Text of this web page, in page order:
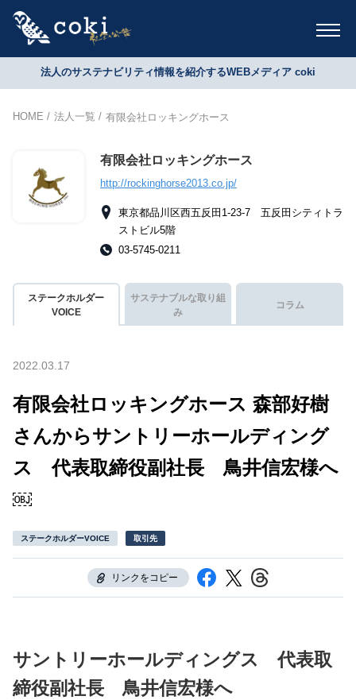
法人のサステナビリティ情報を紹介するWEBメディア coki
HOME 法人一覧 有限会社ロッキングホース
有限会社ロッキングホース
http://rockinghorse2013.co.jp/
東京都品川区西五反田1-23-7 五反田シティトラ
ストビル5階
03-5745-0211
ステークホルダー
VOICE
サステナブルな取り組
み
コラム
2022.03.17
有限会社ロッキングホース 森部好樹
さんからサントリーホールディング
ス 代表取締役副社長 鳥井信宏様へ
￼
ステークホルダーVOICE 取引先
リンクをコピー
サントリーホールディングス 代表取
締役副社長 鳥井信宏様へ